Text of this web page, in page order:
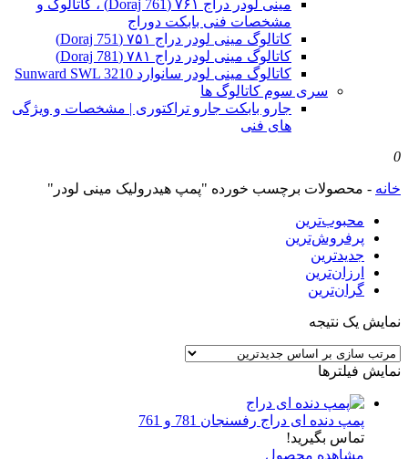
مینی لودر دراج ۷۶۱ (Doraj 761) ، کاتالوگ و
مشخصات فنی بابکت دوراج
کاتالوگ مینی لودر دراج ۷۵۱ (Doraj 751)
کاتالوگ مینی لودر دراج ۷۸۱ (Doraj 781)
کاتالوگ مینی لودر سانوارد Sunward SWL 3210
سری سوم کاتالوگ ها
جارو بابکت جارو تراکتوری | مشخصات و ویژگی
های فنی
0
خانه - محصولات برچسب خورده "پمپ هیدرولیک مینی لودر"
محبوب‌ترین
پرفروش‌ترین
جدیدترین
ارزان‌ترین
گران‌ترین
نمایش یک نتیجه
نمایش فیلترها
پمپ دنده ای دراج رفسنجان 781 و 761
تماس بگیرید!
مشاهده محصول